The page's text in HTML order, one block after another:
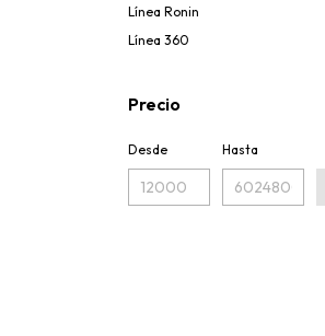
Línea Ronin
Línea 360
Precio
Desde Hasta